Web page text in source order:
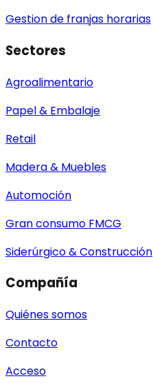
Gestion de franjas horarias
Sectores
Agroalimentario
Papel & Embalaje
Retail
Madera & Muebles
Automoción
Gran consumo FMCG
Siderúrgico & Construcción
Compañía
Quiénes somos
Contacto
Acceso